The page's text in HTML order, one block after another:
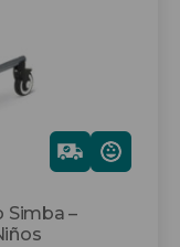
Simba –
Gra
tis